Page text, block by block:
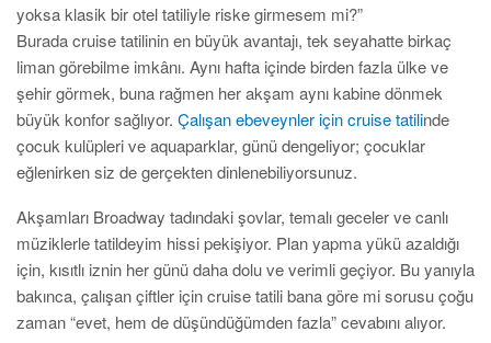
yoksa klasik bir otel tatiliyle riske girmesem mi?”
Burada cruise tatilinin en büyük avantajı, tek seyahatte birkaç
liman görebilme imkânı. Aynı hafta içinde birden fazla ülke ve
şehir görmek, buna rağmen her akşam aynı kabine dönmek
büyük konfor sağlıyor. Çalışan ebeveynler için cruise tatilinde
çocuk kulüpleri ve aquaparklar, günü dengeliyor; çocuklar
eğlenirken siz de gerçekten dinlenebiliyorsunuz.
Akşamları Broadway tadındaki şovlar, temalı geceler ve canlı
müziklerle tatildeyim hissi pekişiyor. Plan yapma yükü azaldığı
için, kısıtlı iznin her günü daha dolu ve verimli geçiyor. Bu yanıyla
bakınca, çalışan çiftler için cruise tatili bana göre mi sorusu çoğu
zaman “evet, hem de düşündüğümden fazla” cevabını alıyor.